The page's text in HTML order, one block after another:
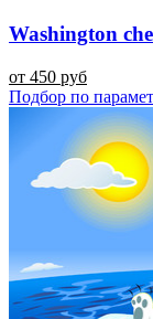
Washington
от 450 руб
Подбор по